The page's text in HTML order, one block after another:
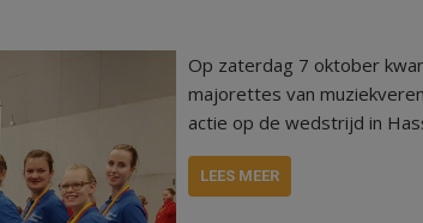
Op zaterdag 7 oktober
majorettes van
actie op de wedstrijd in
LEES MEER